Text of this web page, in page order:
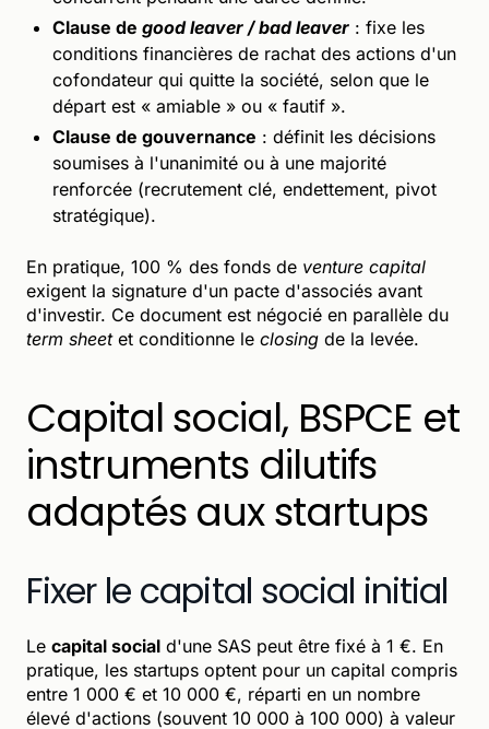
Clause de good leaver / bad leaver : fixe les
conditions financières de rachat des actions d'un
cofondateur qui quitte la société, selon que le
départ est « amiable » ou « fautif ».
Clause de gouvernance : définit les décisions
soumises à l'unanimité ou à une majorité
renforcée (recrutement clé, endettement, pivot
stratégique).
En pratique, 100 % des fonds de venture capital
exigent la signature d'un pacte d'associés avant
d'investir. Ce document est négocié en parallèle du
term sheetet conditionne le closing de la levée.
Capital social, BSPCE et
instruments dilutifs
adaptés aux startups
Fixer le capital social initial
Le capital social d'une SAS peut être fixé à 1 €. En
pratique, les startups optent pour un capital compris
entre 1 000 € et 10 000 €, réparti en un nombre
élevé d'actions (souvent 10 000 à 100 000) à valeur